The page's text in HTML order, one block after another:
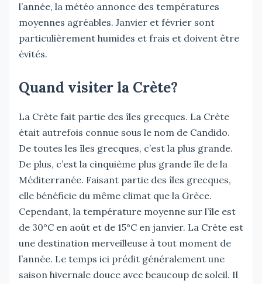
l’année, la météo annonce des températures
moyennes agréables. Janvier et février sont
particulièrement humides et frais et doivent être
évités.
Quand visiter la Crète?
La Crète fait partie des îles grecques. La Crète
était autrefois connue sous le nom de Candido.
De toutes les îles grecques, c’est la plus grande.
De plus, c’est la cinquième plus grande île de la
Méditerranée. Faisant partie des îles grecques,
elle bénéficie du même climat que la Grèce.
Cependant, la température moyenne sur l’île est
de 30°C en août et de 15°C en janvier. La Crète est
une destination merveilleuse à tout moment de
l’année. Le temps ici prédit généralement une
saison hivernale douce avec beaucoup de soleil. Il